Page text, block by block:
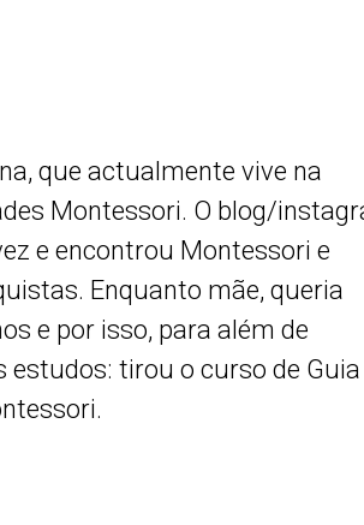
que actualmente vive na
Montessori. O blog/
e encontrou Montessori e
Enquanto mãe, queria
e por isso, para além de
tirou o curso de Guia